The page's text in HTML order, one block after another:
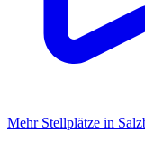
Mehr Stellplätze in